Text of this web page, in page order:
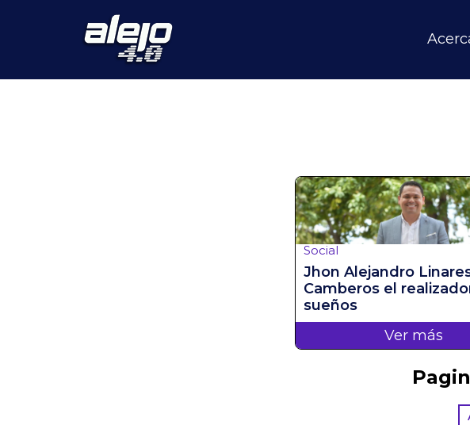
Social
Jhon Alejandro
Camberos el
sueños
Ver más